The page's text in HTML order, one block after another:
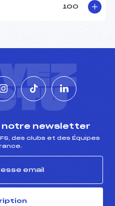
100
notre newsletter
des clubs et des Équipes